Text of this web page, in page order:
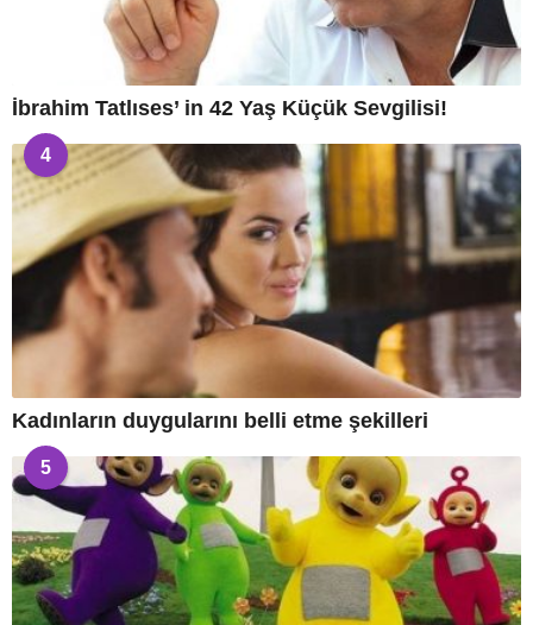
İbrahim Tatlıses’ in 42 Yaş Küçük Sevgilisi!
4
Kadınların duygularını belli etme şekilleri
5